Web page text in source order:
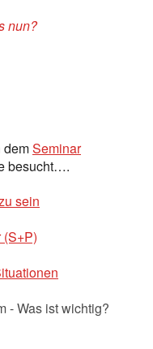
nun?
demSeminar
besucht….
sein
- Was ist wichtig?